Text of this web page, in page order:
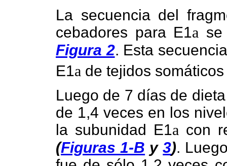
La secuencia del
cebadores para E1a
Figura 2. Esta
E1a de tejidos
Luego de 7 días de
de 1,4 veces en los
la subunidad E1a con
(Figuras 1-B y3).